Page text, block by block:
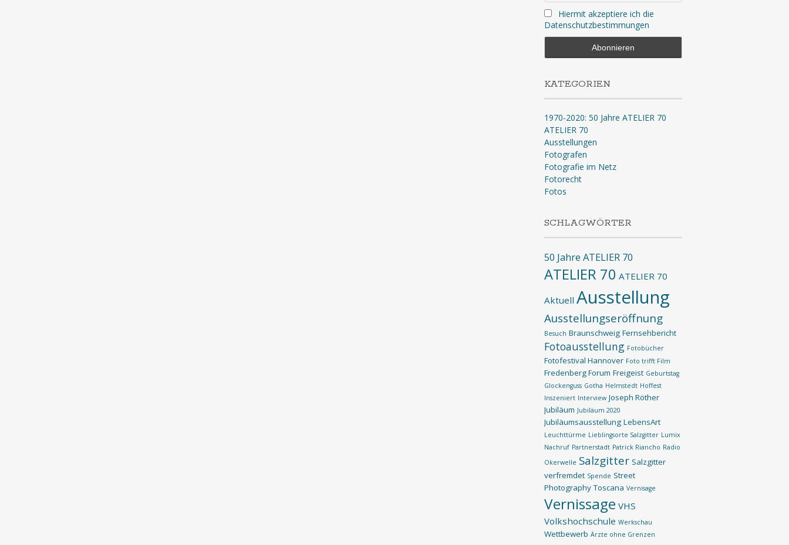
Hiermit akzeptiere ich die
Datenschutzbestimmungen
KATEGORIEN
1970-2020: 50 Jahre ATELIER 70
ATELIER 70
Ausstellungen
Fotografen
Fotografie im Netz
Fotorecht
Fotos
SCHLAGWÖRTER
50 Jahre ATELIER 70
ATELIER 70 ATELIER 70
Aktuell Ausstellung
Ausstellungseröffnung
Besuch Braunschweig Fernsehbericht
Fotoausstellung Fotobücher
Fotofestival Hannover Foto trifft Film
Fredenberg Forum Freigeist Geburtstag
Glockenguss Gotha Helmstedt Hoffest
Inszeniert Interview Joseph Röther
Jubiläum Jubiläum 2020
Jubiläumsausstellung LebensArt
Leuchttürme Lieblingsorte Salzgitter Lumix
Nachruf Partnerstadt Patrick Riancho Radio
Okerwelle Salzgitter Salzgitter
verfremdet Spende Street
Photography Toscana Vernisage
Vernissage VHS
Volkshochschule Werkschau
Wettbewerb Ärzte ohne Grenzen